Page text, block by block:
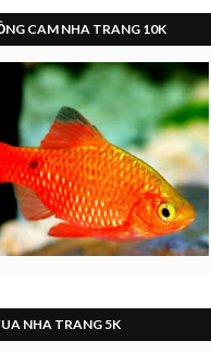
CAM NHA TRANG 10K
NHA TRANG 5K